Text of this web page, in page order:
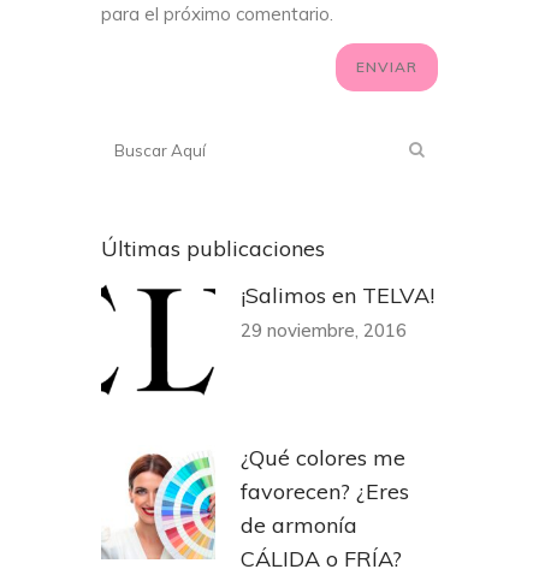
para el próximo comentario.
Últimas publicaciones
¡Salimos en TELVA!
29 noviembre, 2016
¿Qué colores me
favorecen? ¿Eres
de armonía
CÁLIDA o FRÍA?